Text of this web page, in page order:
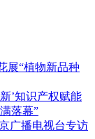
展“植物新品种
’知识产权赋能
落幕”
广播电视台专访